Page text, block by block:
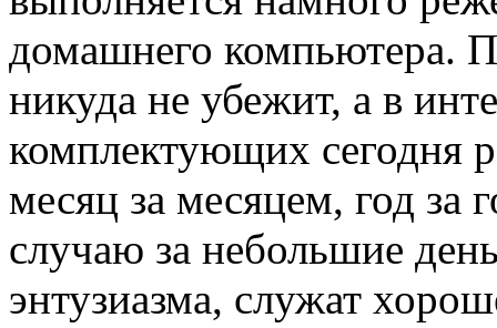
домашнего компьютера.
никуда не убежит, а в
комплектующих сегодня
месяц за месяцем, год за
случаю за небольшие
энтузиазма, служат